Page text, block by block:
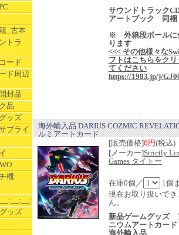
_古本
トラ
ード
ド周辺
封品
品
ッズ
プライ
機
ッズ
サウンドトラック
アートブック 同梱
※ 外箱段ボールに
ります
<<< その他様々な
フトはこちらをク
てください
https://1983.jp/j/
海外輸入品 DARIUS COZMIC
ルミアートカード
[販売価格]0円(税込)
[メーカー]Strictly
Games タイトー
在庫0個／
1個
現在お取り扱いでき
ん。
新品ゲームグッズ
ニウムアートカード
海外輸入品